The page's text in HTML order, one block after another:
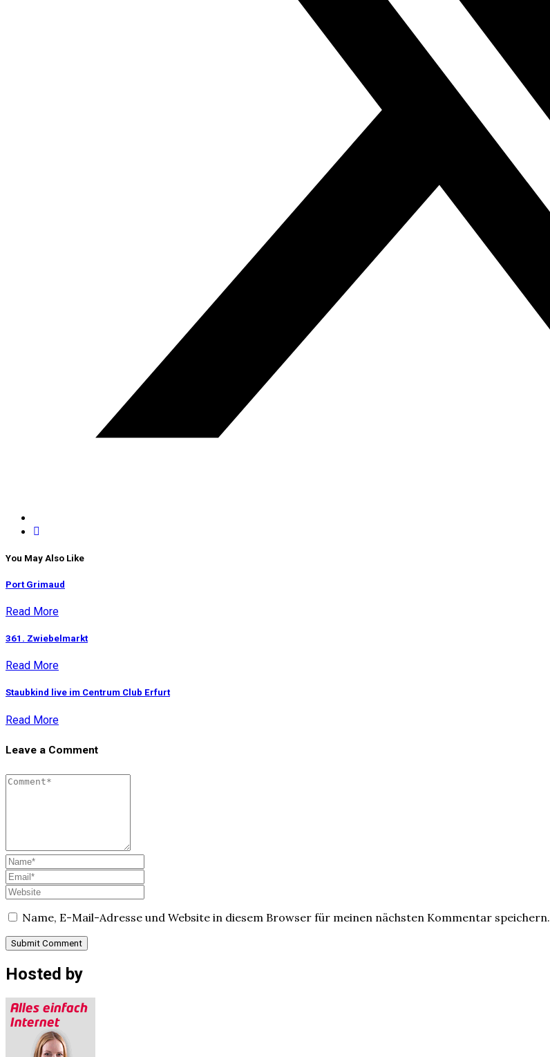
You May Also Like
Port Grimaud
Read More
361. Zwiebelmarkt
Read More
Staubkind live im Centrum Club Erfurt
Read More
Leave a Comment
Name, E-Mail-Adresse und Website in diesem Browser für meinen nächsten Kommentar speichern.
Hosted by